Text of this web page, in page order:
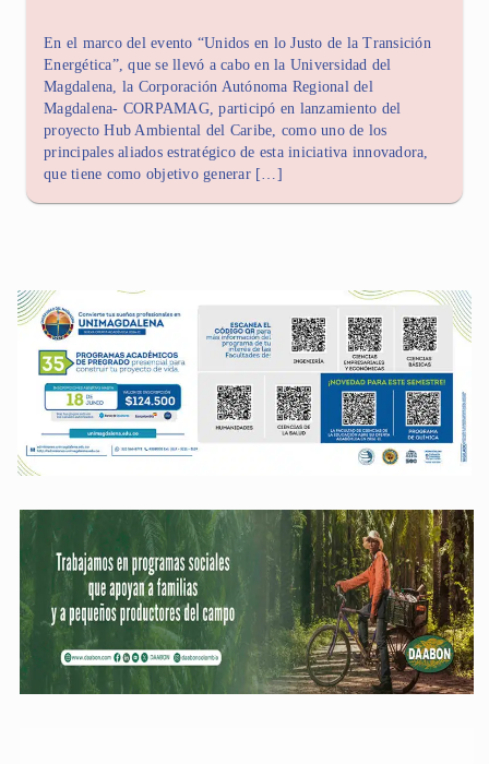
En el marco del evento “Unidos en lo Justo de la Transición
Energética”, que se llevó a cabo en la Universidad del
Magdalena, la Corporación Autónoma Regional del
Magdalena- CORPAMAG, participó en lanzamiento del
proyecto Hub Ambiental del Caribe, como uno de los
principales aliados estratégico de esta iniciativa innovadora,
que tiene como objetivo generar […]